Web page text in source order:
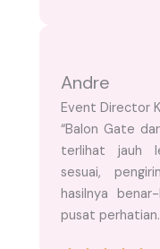
Andre
Event Director
“Balon Gate
terlihat jauh
sesuai,
hasilnya
pusat